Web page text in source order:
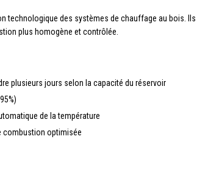
technologique des systèmes de chauffage au bois. Ils
plus homogène et contrôlée.
plusieurs jours selon la capacité du réservoir
de la température
combustion optimisée